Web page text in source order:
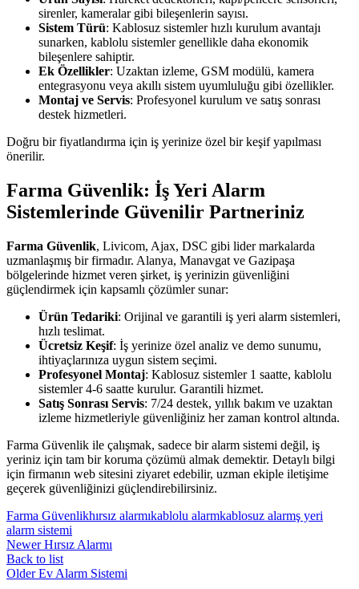
sirenler, kameralar gibi bileşenlerin sayısı.
Sistem Türü: Kablosuz sistemler hızlı kurulum avantajı
sunarken, kablolu sistemler genellikle daha ekonomik
bileşenlere sahiptir.
Ek Özellikler: Uzaktan izleme, GSM modülü, kamera
entegrasyonu veya akıllı sistem uyumluluğu gibi özellikler.
Montaj ve Servis: Profesyonel kurulum ve satış sonrası
destek hizmetleri.
Doğru bir fiyatlandırma için iş yerinize özel bir keşif yapılması
önerilir.
Farma Güvenlik: İş Yeri Alarm
Sistemlerinde Güvenilir Partneriniz
Farma Güvenlik, Livicom, Ajax, DSC gibi lider markalarda
uzmanlaşmış bir firmadır. Alanya, Manavgat ve Gazipaşa
bölgelerinde hizmet veren şirket, iş yerinizin güvenliğini
güçlendirmek için kapsamlı çözümler sunar:
Ürün Tedariki: Orijinal ve garantili iş yeri alarm sistemleri,
hızlı teslimat.
Ücretsiz Keşif: İş yerinize özel analiz ve demo sunumu,
ihtiyaçlarınıza uygun sistem seçimi.
Profesyonel Montaj: Kablosuz sistemler 1 saatte, kablolu
sistemler 4-6 saatte kurulur. Garantili hizmet.
Satış Sonrası Servis: 7/24 destek, yıllık bakım ve uzaktan
izleme hizmetleriyle güvenliğiniz her zaman kontrol altında.
Farma Güvenlik ile çalışmak, sadece bir alarm sistemi değil, iş
yeriniz için tam bir koruma çözümü almak demektir. Detaylı bilgi
için firmanın web sitesini ziyaret edebilir, uzman ekiple iletişime
geçerek güvenliğinizi güçlendirebilirsiniz.
Farma Güvenlikhırsız alarmıkablolu alarmkablosuz alarmş yeri
alarm sistemi
Newer Hırsız Alarmı
Back to list
Older Ev Alarm Sistemi